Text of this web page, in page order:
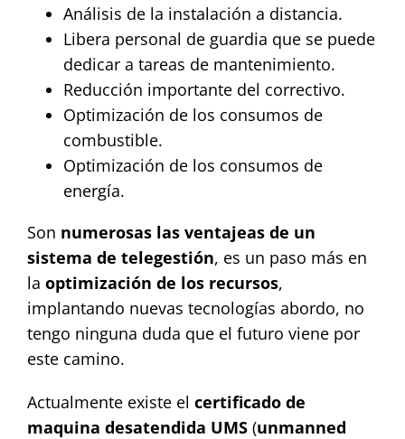
Análisis de la instalación a distancia.
Libera personal de guardia que se puede
dedicar a tareas de mantenimiento.
Reducción importante del correctivo.
Optimización de los consumos de
combustible.
Optimización de los consumos de
energía.
Son numerosas las ventajeas de un
sistema de telegestión, es un paso más en
la optimización de los recursos,
implantando nuevas tecnologías abordo, no
tengo ninguna duda que el futuro viene por
este camino.
Actualmente existe el certificado de
maquina desatendida UMS(unmanned